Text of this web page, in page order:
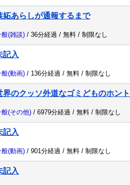
妬あらしが通報するまで
般(雑談) / 36分経過 / 無料 / 制限なし
記入
般(動画) / 136分経過 / 無料 / 制限なし
界のクッソ外道なゴミどものホン
般(その他) / 6979分経過 / 無料 / 制限なし
記入
般(動画) / 901分経過 / 無料 / 制限なし
記入